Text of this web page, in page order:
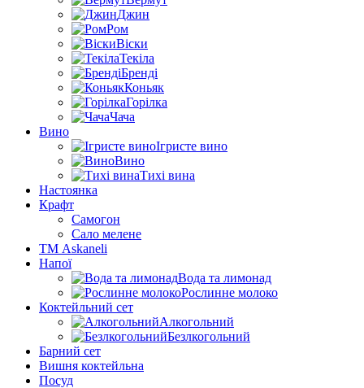
Джин
Ром
Віски
Текіла
Бренді
Коньяк
Горілка
Чача
Вино
Ігристе вино
Вино
Тихі вина
Настоянка
Крафт
Самогон
Сало мелене
ТМ Askaneli
Напої
Вода та лимонад
Рослинне молоко
Коктейльний сет
Алкогольний
Безлкогольний
Барний сет
Вишня коктейльна
Посуд